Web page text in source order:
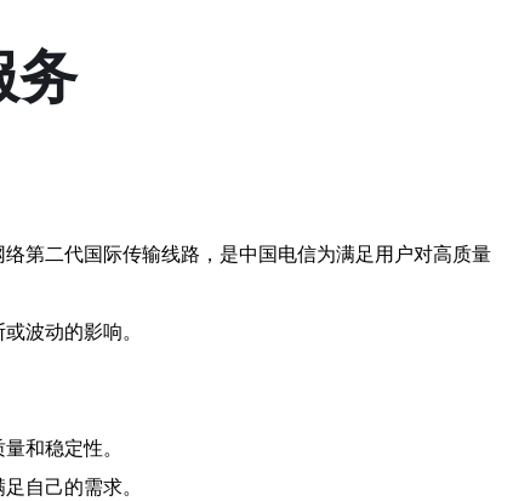
务
第二代国际传输线路，是中国电信为满足用户对高质量
波动的影响。
和稳定性。
自己的需求。